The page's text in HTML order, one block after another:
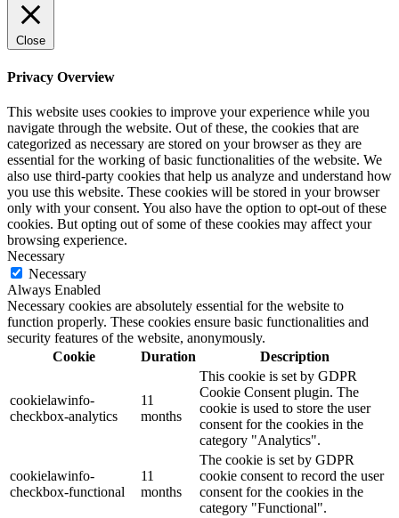
Close
Privacy Overview
This website uses cookies to improve your experience while you
navigate through the website. Out of these, the cookies that are
categorized as necessary are stored on your browser as they are
essential for the working of basic functionalities of the website. We
also use third-party cookies that help us analyze and understand how
you use this website. These cookies will be stored in your browser
only with your consent. You also have the option to opt-out of these
cookies. But opting out of some of these cookies may affect your
browsing experience.
Necessary
Necessary
Always Enabled
Necessary cookies are absolutely essential for the website to
function properly. These cookies ensure basic functionalities and
security features of the website, anonymously.
Cookie
Duration Description
cookielawinfo-
checkbox-analytics
11
months
This cookie is set by GDPR
Cookie Consent plugin. The
cookie is used to store the user
consent for the cookies in the
category "Analytics".
cookielawinfo-
checkbox-functional
11
months
The cookie is set by GDPR
cookie consent to record the user
consent for the cookies in the
category "Functional".